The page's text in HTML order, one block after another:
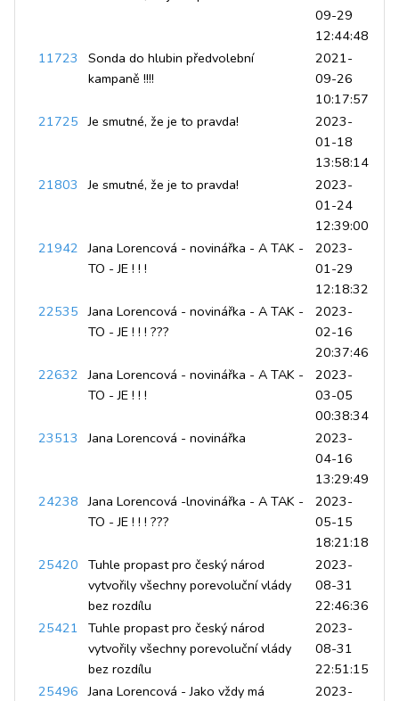
09-29
12:44:48
11723
Sonda do hlubin předvolební
kampaně !!!!
2021-
09-26
10:17:57
21725 Je smutné, že je to pravda!
2023-
01-18
13:58:14
21803
Je smutné, že je to pravda!
2023-
01-24
12:39:00
21942 Jana Lorencová - novinářka - A TAK -
TO - JE ! ! !
2023-
01-29
12:18:32
22535 Jana Lorencová - novinářka - A TAK -
TO - JE ! ! ! ???
2023-
02-16
20:37:46
22632 Jana Lorencová - novinářka - A TAK -
TO - JE ! ! !
2023-
03-05
00:38:34
23513
Jana Lorencová - novinářka
2023-
04-16
13:29:49
24238 Jana Lorencová -lnovinářka - A TAK -
TO - JE ! ! ! ???
2023-
05-15
18:21:18
25420 Tuhle propast pro český národ
vytvořily všechny porevoluční vlády
bez rozdílu
2023-
08-31
22:46:36
25421 Tuhle propast pro český národ
vytvořily všechny porevoluční vlády
bez rozdílu
2023-
08-31
22:51:15
25496 Jana Lorencová - Jako vždy má
2023-